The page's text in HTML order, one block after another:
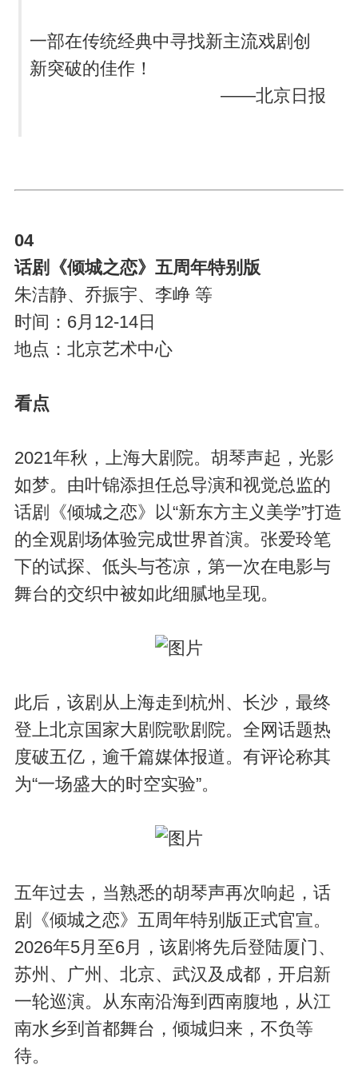
一部在传统经典中寻找新主流戏剧创
新突破的佳作！
——北京日报
04
话剧《倾城之恋》五周年特别版
朱洁静、乔振宇、李峥 等
时间：6月12-14日
地点：北京艺术中心
看点
2021年秋，上海大剧院。胡琴声起，光影
如梦。由叶锦添担任总导演和视觉总监的
话剧《倾城之恋》以“新东方主义美学”打造
的全观剧场体验完成世界首演。张爱玲笔
下的试探、低头与苍凉，第一次在电影与
舞台的交织中被如此细腻地呈现。
此后，该剧从上海走到杭州、长沙，最终
登上北京国家大剧院歌剧院。全网话题热
度破五亿，逾千篇媒体报道。有评论称其
为“一场盛大的时空实验”。
五年过去，当熟悉的胡琴声再次响起，话
剧《倾城之恋》五周年特别版正式官宣。
2026年5月至6月，该剧将先后登陆厦门、
苏州、广州、北京、武汉及成都，开启新
一轮巡演。从东南沿海到西南腹地，从江
南水乡到首都舞台，倾城归来，不负等
待。